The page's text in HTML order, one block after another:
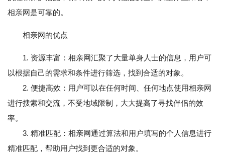
相亲网是可靠的。
相亲网的优点
1. 资源丰富：相亲网汇聚了大量单身人士的信息，用户可
以根据自己的需求和条件进行筛选，找到合适的对象。
2. 便捷高效：用户可以在任何时间、任何地点使用相亲网
进行搜索和交流，不受地域限制，大大提高了寻找伴侣的效
率。
3. 精准匹配：相亲网通过算法和用户填写的个人信息进行
精准匹配，帮助用户找到更合适的对象。